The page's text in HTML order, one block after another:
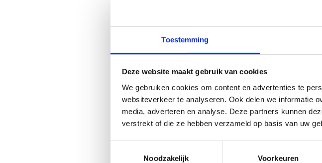
Toestemming
Deze website maakt gebruik van cookies
We gebruiken cookies om content en advertenties te
websiteverkeer te analyseren. Ook delen we informatie
media, adverteren en analyse. Deze partners kunnen
verstrekt of die ze hebben verzameld op basis van uw
Noodzakelijk
Voorkeuren